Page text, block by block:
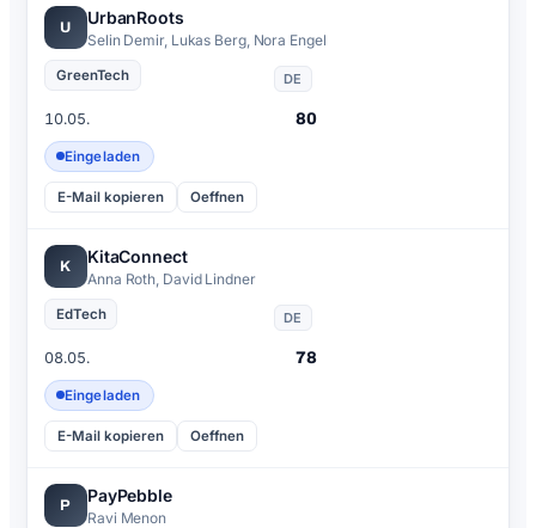
U
UrbanRoots
Selin Demir, Lukas Berg, Nora Engel
GreenTech DE
10.05. 80
Eingeladen
E-Mail kopieren Oeffnen
K
KitaConnect
Anna Roth, David Lindner
EdTech DE
08.05. 78
Eingeladen
E-Mail kopieren Oeffnen
P
PayPebble
Ravi Menon